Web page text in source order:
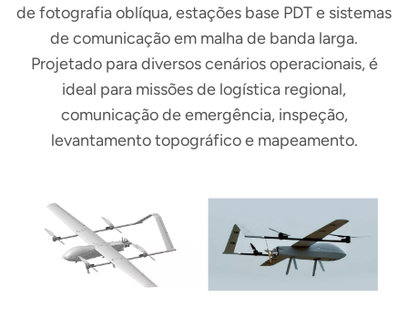
de fotografia oblíqua, estações base PDT e sistemas
de comunicação em malha de banda larga.
Projetado para diversos cenários operacionais, é
ideal para missões de logística regional,
comunicação de emergência, inspeção,
levantamento topográfico e mapeamento.